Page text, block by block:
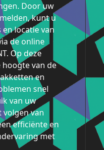
Door uw
kunt u
locatie van
de online
Op deze
van de
en
snel
van uw
van
efficiënte en
met